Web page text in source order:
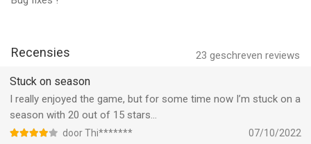
en iPod touch met iOS versie 14.0 of hoger, geschikt bevonden
Informatie voor Bubble Buster 2048is het laatst vergeleken op
9 Aug om 09:08.
23 geschreven reviews
Recensies
Stuck on season
I really enjoyed the game, but for some time now I’m stuck on a
season with 20 out of 15 stars…
door Thi******* 07/10/2022